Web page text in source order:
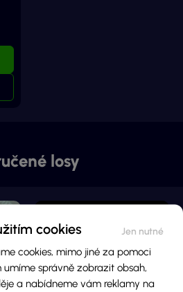
cookies
cookies, mimo jiné za pomoci
umíme správně zobrazit obsah,
a nabídneme vám reklamy na
losy